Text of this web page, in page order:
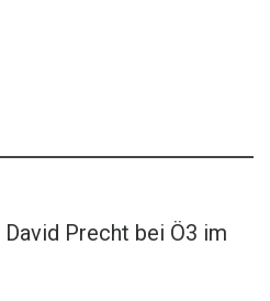
Precht bei Ö3 im